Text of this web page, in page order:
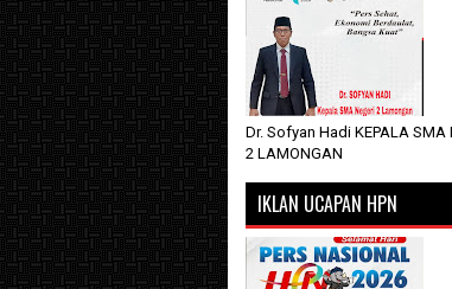
Dr. Sofyan Hadi KEPALA SMA
2 LAMONGAN
IKLAN UCAPAN HPN